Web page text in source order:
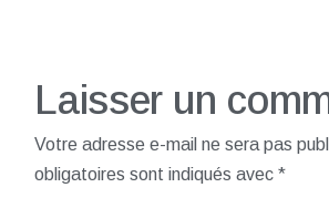
Laisser un
Votre adresse e-mail ne sera pas
obligatoires sont indiqués avec*